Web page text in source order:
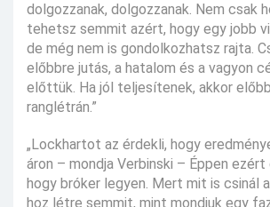
dolgozzanak, dolgozzanak. Nem csak
tehetsz semmit azért, hogy egy jobb
de még nem is gondolkozhatsz rajta.
előbbre jutás, a hatalom és a vagyon
előttük. Ha jól teljesítenek, akkor
ranglétrán.”
„Lockhartot az érdekli, hogy
áron – mondja Verbinski – Éppen
hogy bróker legyen. Mert mit is csinál
hoz létre semmit, mint mondjuk egy